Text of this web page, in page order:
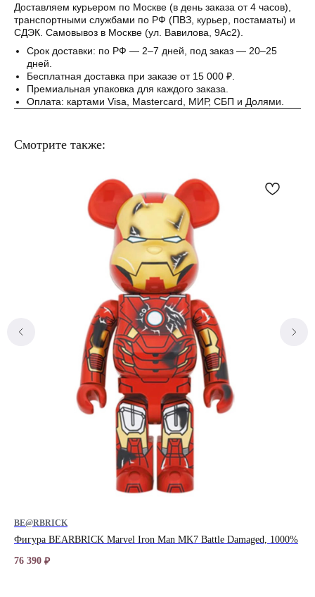
Доставляем курьером по Москве (в день заказа от 4 часов),
транспортными службами по РФ (ПВЗ, курьер, постаматы) и
СДЭК. Самовывоз в Москве (ул. Вавилова, 9Ас2).
Срок доставки: по РФ — 2–7 дней, под заказ — 20–25
дней.
Бесплатная доставка при заказе от 15 000 ₽.
Премиальная упаковка для каждого заказа.
Оплата: картами Visa, Mastercard, МИР, СБП и Долями.
Смотрите также:
Фигура BEARBRICK Marvel Iron Man MK7 Battle Damaged, 1000%
BE@RBRICK
76 390 ₽